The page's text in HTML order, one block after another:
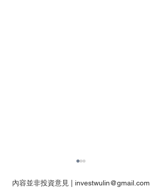
內容並非投資意見 | investwulin@gmail.com